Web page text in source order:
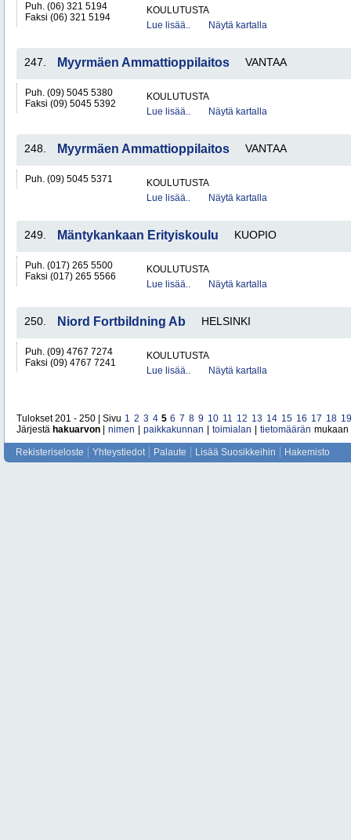
Puh. (06) 321 5194
Faksi (06) 321 5194
KOULUTUSTA
Lue lisää..
Näytä kartalla
247. Myyrmäen Ammattioppilaitos VANTAA
Puh. (09) 5045 5380
Faksi (09) 5045 5392
KOULUTUSTA
Lue lisää..
Näytä kartalla
248. Myyrmäen Ammattioppilaitos VANTAA
Puh. (09) 5045 5371
KOULUTUSTA
Lue lisää..
Näytä kartalla
249. Mäntykankaan Erityiskoulu KUOPIO
Puh. (017) 265 5500
Faksi (017) 265 5566
KOULUTUSTA
Lue lisää..
Näytä kartalla
250. Niord Fortbildning Ab HELSINKI
Puh. (09) 4767 7274
Faksi (09) 4767 7241
KOULUTUSTA
Lue lisää..
Näytä kartalla
Tulokset 201 - 250 | Sivu 1 2 3 4 5 6 7 8 9 10 11 12 13 14 15 16 17 18 19
Järjestä hakuarvon nimen paikkakunnan toimialan tietomäärän mukaan
Rekisteriseloste Yhteystiedot Palaute Lisää Suosikkeihin Hakemisto